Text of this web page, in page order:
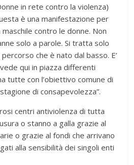
in rete contro la violenza)
è una manifestazione per
contro le donne. Non
solo a parole. Si tratta solo
che è nato dal basso. E’
qui in piazza differenti
tutte con l’obiettivo comune di
di consapevolezza”.
centri antiviolenza di tutta
o stanno a galla grazie al
o grazie al fondi che arrivano
alla sensibilità dei singoli enti